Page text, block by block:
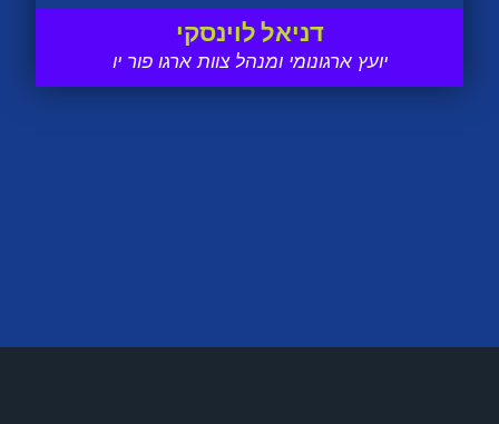
דניאל לוינסקי
יועץ ארגונומי ומנהל צוות ארגו פור יו